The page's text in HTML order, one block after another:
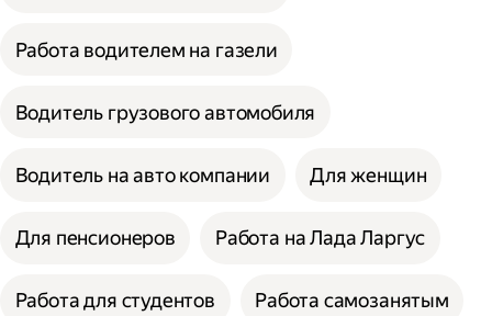
Работа водителем на газели
Водитель грузового автомобиля
Водитель на авто компании Для женщин
Для пенсионеров Работа на Лада Ларгус
Работа для студентов Работа самозанятым